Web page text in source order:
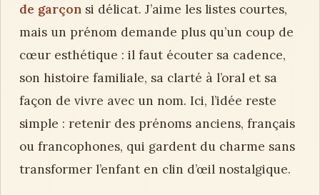
de garçon si délicat. J’aime les listes courtes,
mais un prénom demande plus qu’un coup de
cœur esthétique : il faut écouter sa cadence,
son histoire familiale, sa clarté à l’oral et sa
façon de vivre avec un nom. Ici, l’idée reste
simple : retenir des prénoms anciens, français
ou francophones, qui gardent du charme sans
transformer l’enfant en clin d’œil nostalgique.